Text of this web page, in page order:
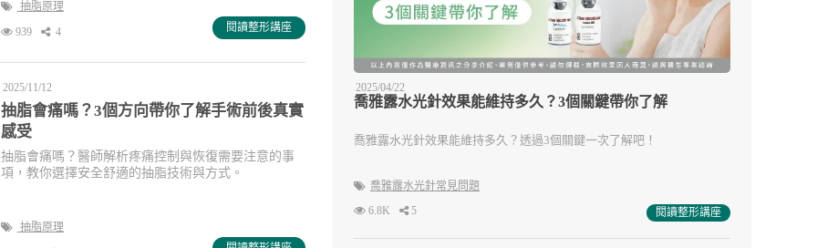
抽脂原理
939
4 閱讀整形講座
2025/11/12
抽脂會痛嗎？3個方向帶你了解手術前後真實
感受
抽脂會痛嗎？醫師解析疼痛控制與恢復需要注意的事
項，教你選擇安全舒適的抽脂技術與方式。
抽脂原理
2025/04/22
喬雅露水光針效果能維持多久？3個關鍵帶你了解
喬雅露水光針效果能維持多久？透過3個關鍵一次了解吧！
喬雅露水光針常見問題
6.8K
5 閱讀整形講座